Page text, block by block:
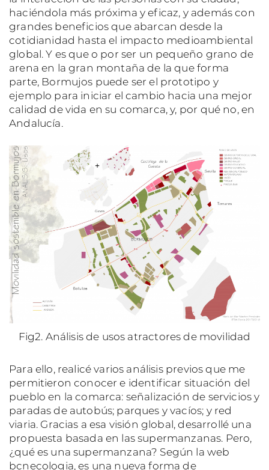
haciéndola más próxima y eficaz, y además con
grandes beneficios que abarcan desde la
cotidianidad hasta el impacto medioambiental
global. Y es que o por ser un pequeño grano de
arena en la gran montaña de la que forma
parte, Bormujos puede ser el prototipo y
ejemplo para iniciar el cambio hacia una mejor
calidad de vida en su comarca, y, por qué no, en
Andalucía.
Fig2. Análisis de usos atractores de movilidad
Para ello, realicé varios análisis previos que me
permitieron conocer e identificar situación del
pueblo en la comarca: señalización de servicios y
paradas de autobús; parques y vacíos; y red
viaria. Gracias a esa visión global, desarrollé una
propuesta basada en las supermanzanas. Pero,
¿qué es una supermanzana? Según la web
bcnecologia, es una nueva forma de